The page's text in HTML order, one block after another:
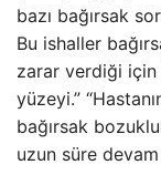
bazı bağırsak
Bu ishaller
zarar verdiği için
yüzeyi.”
bağırsak
uzun süre